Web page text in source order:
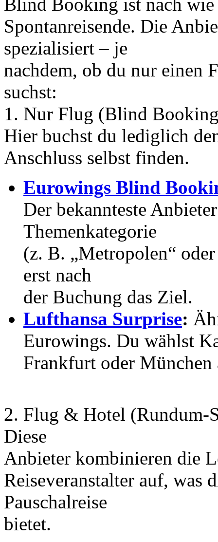
Spontanreisende. Die
spezialisiert – je
nachdem, ob du nur einen
suchst:
1. Nur Flug (Blind
Hier buchst du lediglich
Anschluss selbst finden.
Eurowings Blind
Der bekannteste
Themenkategorie
(z. B. „Metropolen“
erst nach
der Buchung das Ziel.
Lufthansa Surprise:
Eurowings. Du wählst
Frankfurt oder München
2. Flug & Hotel (Rundum-
Diese
Anbieter kombinieren die
Reiseveranstalter auf, was
Pauschalreise
bietet.